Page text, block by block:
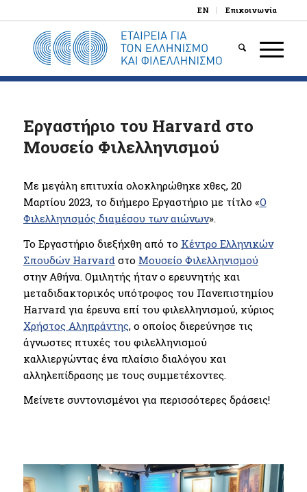
EN Επικοινωνία
Εργαστήριο του Harvard στο
Μουσείο Φιλελληνισμού
Με μεγάλη επιτυχία ολοκληρώθηκε χθες, 20
Μαρτίου 2023, το διήμερο Εργαστήριο με τίτλο «Ο
Φιλελληνισμός διαμέσου των αιώνων».
Το Εργαστήριο διεξήχθη από το Κέντρο Ελληνικών
Σπουδών Harvard στο Μουσείο Φιλελληνισμού
στην Αθήνα. Ομιλητής ήταν ο ερευνητής και
μεταδιδακτορικός υπότροφος του Πανεπιστημίου
Harvard για έρευνα επί του φιλελληνισμού, κύριος
Χρήστος Αληπράντης, ο οποίος διερεύνησε τις
άγνωστες πτυχές του φιλελληνισμού
καλλιεργώντας ένα πλαίσιο διαλόγου και
αλληλεπίδρασης με τους συμμετέχοντες.
Μείνετε συντονισμένοι για περισσότερες δράσεις!